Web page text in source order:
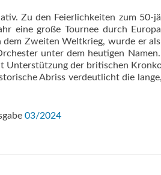
Zu den Feierlichkeiten zum 50-
eine große Tournee durch
dem Zweiten Weltkrieg, wurde er
unter dem heutigen
Unterstützung der britischen
Abriss verdeutlicht die
03/2024